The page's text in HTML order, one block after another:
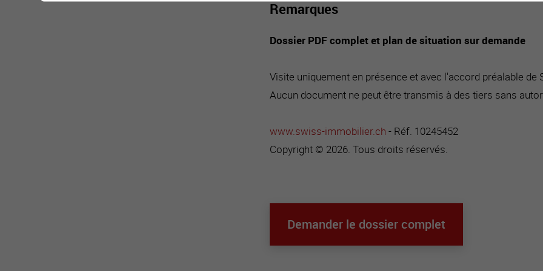
Remarques
Dossier PDF complet et plan de situation sur demande
Visite uniquement en présence et avec l'accord préalable
Aucun document ne peut être transmis à des tiers sans
www.swiss-immobilier.ch - Réf. 10245452
Copyright © 2026. Tous droits réservés.
Demander le dossier complet